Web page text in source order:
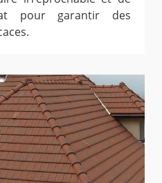
pour garantir des